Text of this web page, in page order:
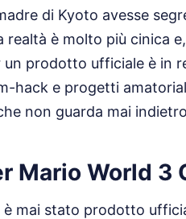
di Kyoto avesse
è molto più cinica
prodotto ufficiale è in
hack e progetti
non guarda mai
Mario World 3
mai stato prodotto